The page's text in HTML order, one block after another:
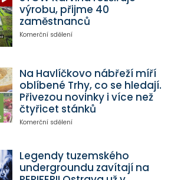
výrobu, přijme 40
zaměstnanců
Komerční sdělení
Na Havlíčkovo nábřeží míří
oblíbené Trhy, co se hledají.
Přivezou novinky i více než
čtyřicet stánků
Komerční sdělení
Legendy tuzemského
undergroundu zavítají na